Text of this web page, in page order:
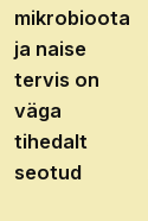
mikrobioota
ja naise
tervis on
väga
tihedalt
seotud